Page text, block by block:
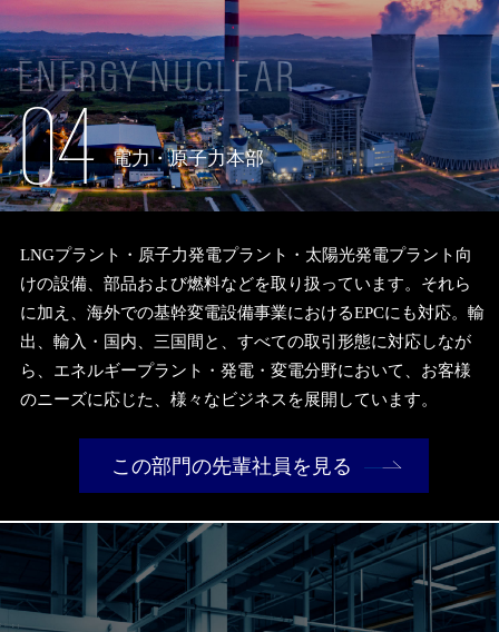
ENERGY NUCLEAR
04 電力・原子力本部
LNGプラント・原子力発電プラント・太陽光発電プラント向
けの設備、部品および燃料などを取り扱っています。それら
に加え、海外での基幹変電設備事業におけるEPCにも対応。輸
出、輸入・国内、三国間と、すべての取引形態に対応しなが
ら、エネルギープラント・発電・変電分野において、お客様
のニーズに応じた、様々なビジネスを展開しています。
この部門の先輩社員を見る